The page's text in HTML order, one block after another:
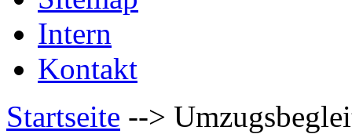
Intern
Kontakt
Startseite -->